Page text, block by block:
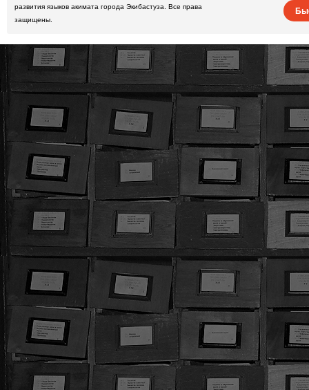
развития языков акимата города Экибастуза. Все права
защищены.